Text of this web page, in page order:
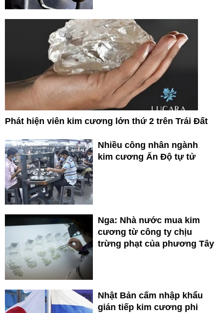
Phát hiện viên kim cương lớn thứ 2 trên Trái Đất
Nhiều công nhân ngành
kim cương Ấn Độ tự tử
Nga: Nhà nước mua kim
cương từ công ty chịu
trừng phạt của phương Tây
Nhật Bản cấm nhập khẩu
gián tiếp kim cương phi